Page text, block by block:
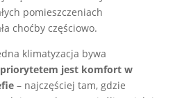
pomieszczeniach
choćby częściowo.
klimatyzacja bywa
priorytetem jest komfort w
– najczęściej tam, gdzie